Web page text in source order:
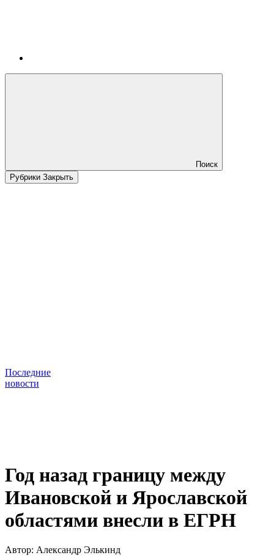
Поиск
Рубрики Закрыть
Последние
новости
Год назад границу между
Ивановской и Ярославской
областями внесли в ЕГРН
Автор: Александр Элькинд